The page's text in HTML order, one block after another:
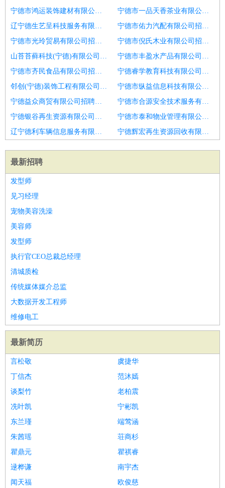
宁德市鸿运装饰建材有限公司招聘生产经理车间主任
宁德市一品天香茶业有限公司招聘下料工
辽宁德生艺呈科技服务有限公司招聘生产管理干部
宁德市佑力汽配有限公司招聘青岛市招聘车间主任
宁德市光玲贸易有限公司招聘车间主任
宁德市倪氏木业有限公司招聘门窗制作大工
山苔苔藓科技(宁德)有限公司招聘保山较好工作岗位包吃住
宁德市丰盈水产品有限公司招聘门窗制作大工
宁德市齐民食品有限公司招聘技术工
宁德睿学教育科技有限公司招聘钢结构生产管理和工艺
邻创(宁德)装饰工程有限公司招聘高薪注塑车间现场技术主管
宁德市纵益信息科技有限公司招聘车间主管
宁德益众商贸有限公司招聘门窗制作工
宁德市合源安全技术服务有限公司招聘车间主任
宁德银谷再生资源有限公司招聘钢结构生产主管
宁德市泰和物业管理有限公司招聘车间主任
辽宁德利车辆信息服务有限公司招聘车间主任
宁德辉宏再生资源回收有限责任公司招聘金属调质车间主任
最新招聘
发型师
见习经理
宠物美容洗澡
美容师
发型师
执行官CEO总裁总经理
清城质检
传统媒体媒介总监
大数据开发工程师
维修电工
最新简历
言松敬
虞捷华
丁信杰
范沐嫣
谈梨竹
老柏震
冼叶凯
宁彬凯
东兰瑾
端莺涵
朱茜瑶
荘商杉
瞿鼎元
瞿祺睿
逯桦谦
南宇杰
闻天福
欧俊慈